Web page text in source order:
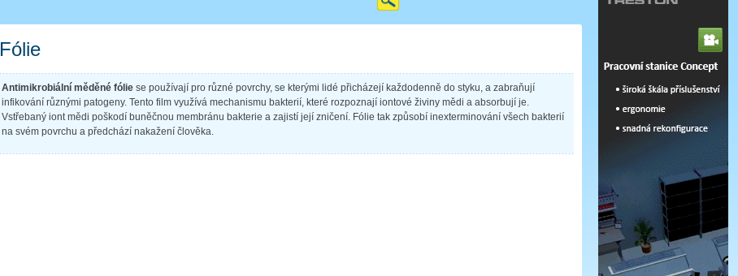
Fólie
Antimikrobiální měděné fólie se používají pro různé povrchy, se kterými lidé přicházejí každodenně do styku, a zabraňují
infikování různými patogeny. Tento film využívá mechanismu bakterií, které rozpoznají iontové živiny mědi a absorbují je.
Vstřebaný iont mědi poškodí buněčnou membránu bakterie a zajistí její zničení. Fólie tak způsobí inexterminování všech bakterií
na svém povrchu a předchází nakažení člověka.